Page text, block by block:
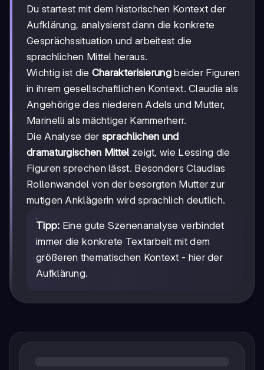
Du startest mit dem historischen Kontext der
Aufklärung, analysierst dann die konkrete
Gesprächssituation und arbeitest die
sprachlichen Mittel heraus.
Wichtig ist die Charakterisierungbeider Figuren
in ihrem gesellschaftlichen Kontext. Claudia als
Angehörige des niederen Adels und Mutter,
Marinelli als mächtiger Kammerherr.
Die Analyse der sprachlichen und
dramaturgischen Mittel zeigt, wie Lessing die
Figuren sprechen lässt. Besonders Claudias
Rollenwandel von der besorgten Mutter zur
mutigen Anklägerin wird sprachlich deutlich.
Tipp: Eine gute Szenenanalyse verbindet
immer die konkrete Textarbeit mit dem
größeren thematischen Kontext - hier der
Aufklärung.